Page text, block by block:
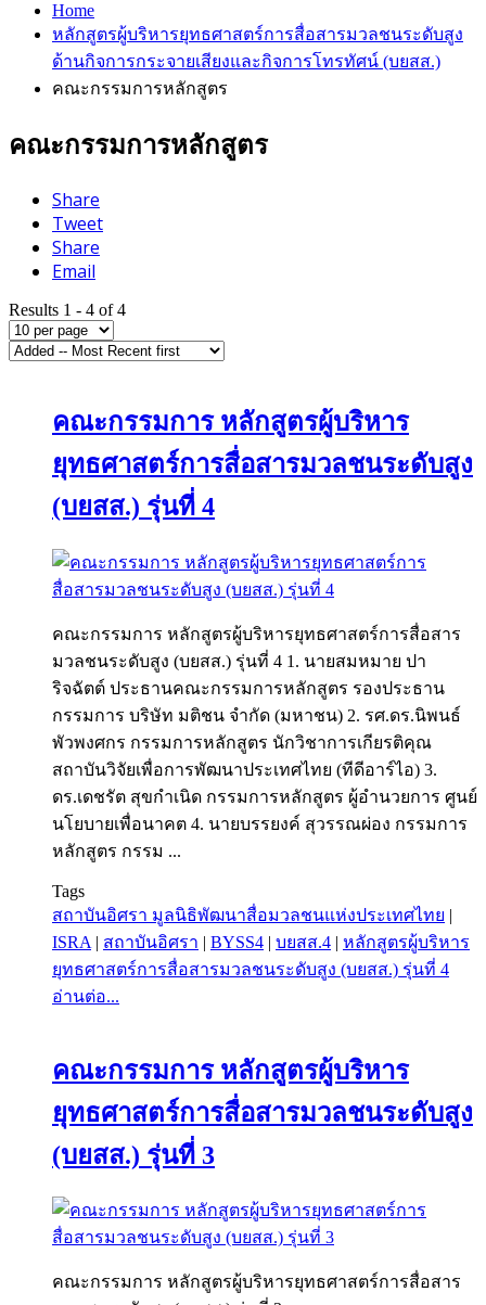
Home
หลักสูตรผู้บริหารยุทธศาสตร์การสื่อสารมวลชนระดับสูง
ด้านกิจการกระจายเสียงและกิจการโทรทัศน์ (บยสส.)
คณะกรรมการหลักสูตร
คณะกรรมการหลักสูตร
Share
Tweet
Share
Email
Results 1 - 4 of 4
คณะกรรมการ หลักสูตรผู้บริหาร
ยุทธศาสตร์การสื่อสารมวลชนระดับสูง
(บยสส.) รุ่นที่ 4
คณะกรรมการ หลักสูตรผู้บริหารยุทธศาสตร์การสื่อสาร
มวลชนระดับสูง (บยสส.) รุ่นที่ 4 1. นายสมหมาย ปา
ริจฉัตต์ ประธานคณะกรรมการหลักสูตร รองประธาน
กรรมการ บริษัท มติชน จำกัด (มหาชน) 2. รศ.ดร.นิพนธ์
พัวพงศกร กรรมการหลักสูตร นักวิชาการเกียรติคุณ
สถาบันวิจัยเพื่อการพัฒนาประเทศไทย (ทีดีอาร์ไอ) 3.
ดร.เดชรัต สุขกำเนิด กรรมการหลักสูตร ผู้อำนวยการ ศูนย์
นโยบายเพื่อนาคต 4. นายบรรยงค์ สุวรรณผ่อง กรรมการ
หลักสูตร กรรม ...
Tags
สถาบันอิศรา มูลนิธิพัฒนาสื่อมวลชนแห่งประเทศไทย |
ISRA | สถาบันอิศรา | BYSS4 | บยสส.4 | หลักสูตรผู้บริหาร
ยุทธศาสตร์การสื่อสารมวลชนระดับสูง (บยสส.) รุ่นที่ 4
อ่านต่อ...
คณะกรรมการ หลักสูตรผู้บริหาร
ยุทธศาสตร์การสื่อสารมวลชนระดับสูง
(บยสส.) รุ่นที่ 3
คณะกรรมการ หลักสูตรผู้บริหารยุทธศาสตร์การสื่อสาร